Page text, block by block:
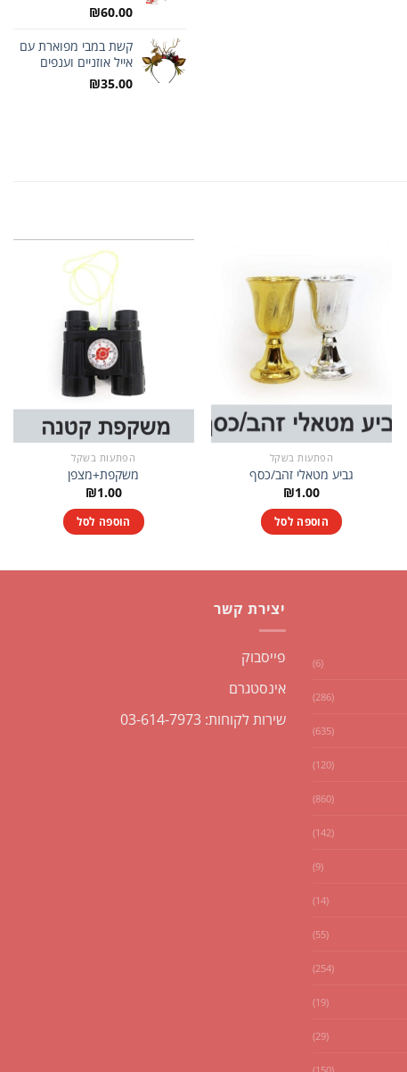
₪60.00
קשת במבי מפוארת עם
אייל אוזניים וענפים
₪35.00
הפתעות בשקל
גביע מטאלי זהב/כסף
₪1.00
הוספה לסל
הפתעות בשקל
משקפת+מצפן
₪1.00
הוספה לסל
(6)
(286)
(635)
(120)
(860)
(142)
(9)
(14)
(55)
(254)
(19)
(29)
יצירת קשר
פייסבוק
אינסטגרם
שירות לקוחות: 03-614-7973